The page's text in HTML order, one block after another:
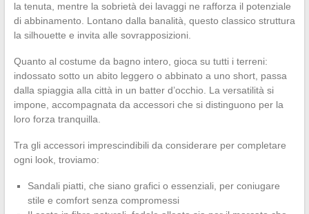
la tenuta, mentre la sobrietà dei lavaggi ne rafforza il potenziale
di abbinamento. Lontano dalla banalità, questo classico struttura
la silhouette e invita alle sovrapposizioni.
Quanto al costume da bagno intero, gioca su tutti i terreni:
indossato sotto un abito leggero o abbinato a uno short, passa
dalla spiaggia alla città in un batter d’occhio. La versatilità si
impone, accompagnata da accessori che si distinguono per la
loro forza tranquilla.
Tra gli accessori imprescindibili da considerare per completare
ogni look, troviamo:
Sandali piatti, che siano grafici o essenziali, per coniugare
stile e comfort senza compromessi